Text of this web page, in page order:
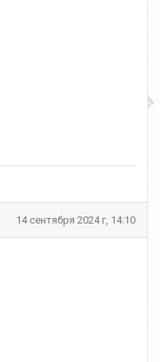
14 сентября 2024 г, 14:10